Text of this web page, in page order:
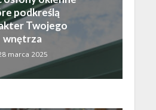
podkreślą
Twojego
wnętrza
marca 2025